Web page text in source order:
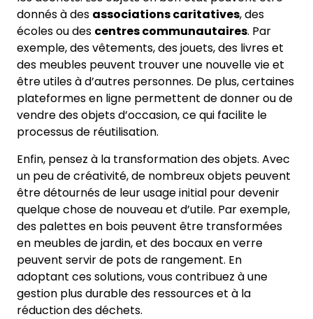
donnés à des associations caritatives, des
écoles ou des centres communautaires. Par
exemple, des vêtements, des jouets, des livres et
des meubles peuvent trouver une nouvelle vie et
être utiles à d’autres personnes. De plus, certaines
plateformes en ligne permettent de donner ou de
vendre des objets d’occasion, ce qui facilite le
processus de réutilisation.
Enfin, pensez à la transformation des objets. Avec
un peu de créativité, de nombreux objets peuvent
être détournés de leur usage initial pour devenir
quelque chose de nouveau et d’utile. Par exemple,
des palettes en bois peuvent être transformées
en meubles de jardin, et des bocaux en verre
peuvent servir de pots de rangement. En
adoptant ces solutions, vous contribuez à une
gestion plus durable des ressources et à la
réduction des déchets.